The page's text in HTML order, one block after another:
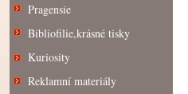
Pragensie
Bibliofilie,krásné tisky
Kuriosity
Reklamní materiály